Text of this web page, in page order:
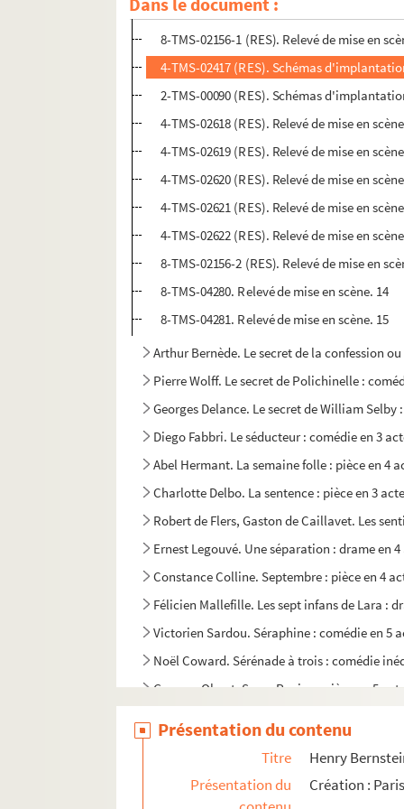
8-TMS-02155 (RES). Relevé de mise en
8-TMS-02156-1 (RES). Relevé de mise en
4-TMS-02417 (RES). Schémas
2-TMS-00090 (RES). Schémas
4-TMS-02618 (RES). Relevé de mise en
4-TMS-02619 (RES). Relevé de mise en
4-TMS-02620 (RES). Relevé de mise en
4-TMS-02621 (RES). Relevé de mise en
4-TMS-02622 (RES). Relevé de mise en
8-TMS-02156-2 (RES). Relevé de mise en
8-TMS-04280. Relevé de mise en scène. 14
8-TMS-04281. Relevé de mise en scène. 15
Arthur Bernède. Le secret de la confession
Pierre Wolff. Le secret de Polichinelle :
Georges Delance. Le secret de William
Diego Fabbri. Le séducteur : comédie en 3
Abel Hermant. La semaine folle : pièce en 4
Charlotte Delbo. La sentence : pièce en 3
Robert de Flers, Gaston de Caillavet. Les
Ernest Legouvé. Une séparation : drame en 4
Constance Colline. Septembre : pièce en 4
Félicien Mallefille. Les sept infans de Lara :
Victorien Sardou. Séraphine : comédie en 5
Noël Coward. Sérénade à trois : comédie
Georges Ohnet. Serge Panine : pièce en 5
Moreau et Delacour. Un service à
Présentation du contenu
Titre
Henry
Présentation du
Création :